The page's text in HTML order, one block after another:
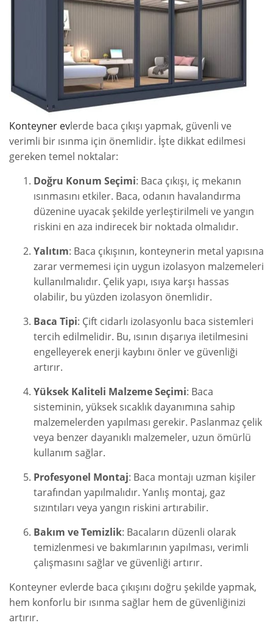
Konteyner evlerde baca çıkışı yapmak, güvenli ve
verimli bir ısınma için önemlidir. İşte dikkat edilmesi
gereken temel noktalar:
Doğru Konum Seçimi: Baca çıkışı, iç mekanın
ısınmasını etkiler. Baca, odanın havalandırma
düzenine uyacak şekilde yerleştirilmeli ve yangın
riskini en aza indirecek bir noktada olmalıdır.
Yalıtım: Baca çıkışının, konteynerin metal yapısına
zarar vermemesi için uygun izolasyon malzemeleri
kullanılmalıdır. Çelik yapı, ısıya karşı hassas
olabilir, bu yüzden izolasyon önemlidir.
Baca Tipi: Çift cidarlı izolasyonlu baca sistemleri
tercih edilmelidir. Bu, ısının dışarıya iletilmesini
engelleyerek enerji kaybını önler ve güvenliği
artırır.
Yüksek Kaliteli Malzeme Seçimi: Baca
sisteminin, yüksek sıcaklık dayanımına sahip
malzemelerden yapılması gerekir. Paslanmaz çelik
veya benzer dayanıklı malzemeler, uzun ömürlü
kullanım sağlar.
Profesyonel Montaj: Baca montajı uzman kişiler
tarafından yapılmalıdır. Yanlış montaj, gaz
sızıntıları veya yangın riskini artırabilir.
Bakım ve Temizlik: Bacaların düzenli olarak
temizlenmesi ve bakımlarının yapılması, verimli
çalışmasını sağlar ve güvenliği artırır.
Konteyner evlerde baca çıkışını doğru şekilde yapmak,
hem konforlu bir ısınma sağlar hem de güvenliğinizi
artırır.